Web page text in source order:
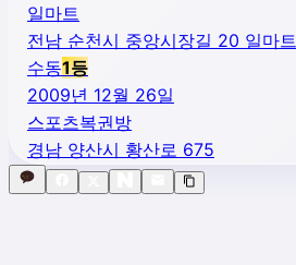
일마트
전남 순천시 중앙시장길 20 일마트
수동1등
2009년 12월 26일
스포츠복권방
경남 양산시 황산로 675